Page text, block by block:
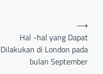
Hal -hal yang Dapat
Dilakukan di London pada
bulan September
⟶